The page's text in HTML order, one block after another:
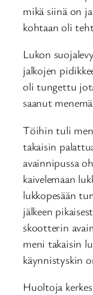
mikä siinä on
kohtaan oli
Lukon
jalkojen
oli tungettu
saanut
Töihin tuli
takaisin
avainnipussa
kaivelemaan
lukkopesään
jälkeen
skootterin
meni takaisin
käynnistyskin
Huoltoja